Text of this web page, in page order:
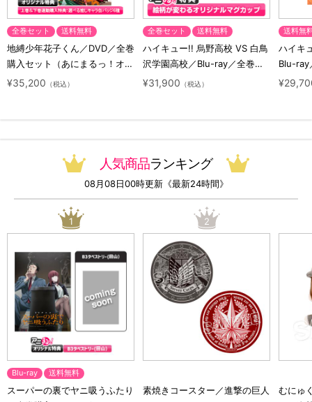
全巻セット 送料無料
地縛少年花子くん／DVD／全巻
購入セット（あにまるっ！オリ
ジナル特典付き・送料無料）
¥35,200 （税込）
全巻セット 送料無料
ハイキュー!! 烏野高校 VS 白鳥
沢学園高校／Blu-ray／全巻セ
ット（初回生産限定・アニまる
¥31,900 （税込）
送料無
ハイキ
Blu-ray
ト（初
人気商品ランキング
08月08日00時更新《最新24時間》
1
Blu-ray 送料無料
スーパーの裏でヤニ吸うふたり
2
素焼きコースター／進撃の巨人
むにゅ